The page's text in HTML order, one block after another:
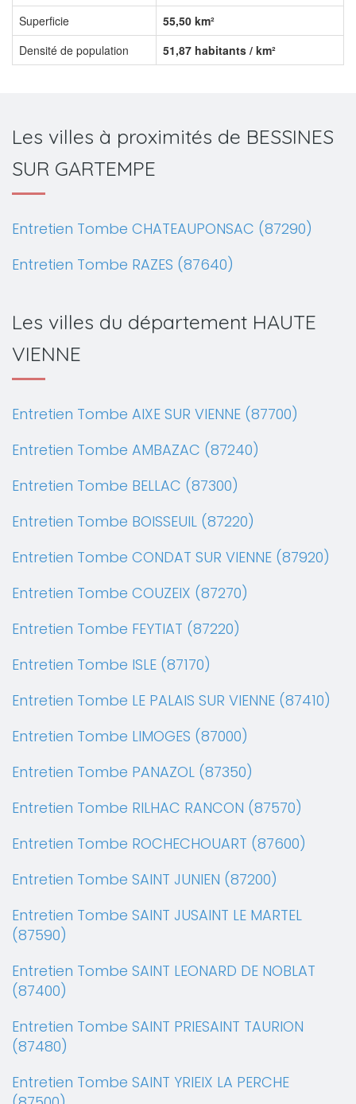
Superficie
55,50 km²
Densité de population
51,87 habitants / km²
Les villes à proximités de BESSINES
SUR GARTEMPE
Entretien Tombe CHATEAUPONSAC (87290)
Entretien Tombe RAZES (87640)
Les villes du département HAUTE
VIENNE
Entretien Tombe AIXE SUR VIENNE (87700)
Entretien Tombe AMBAZAC (87240)
Entretien Tombe BELLAC (87300)
Entretien Tombe BOISSEUIL (87220)
Entretien Tombe CONDAT SUR VIENNE (87920)
Entretien Tombe COUZEIX (87270)
Entretien Tombe FEYTIAT (87220)
Entretien Tombe ISLE (87170)
Entretien Tombe LE PALAIS SUR VIENNE (87410)
Entretien Tombe LIMOGES (87000)
Entretien Tombe PANAZOL (87350)
Entretien Tombe RILHAC RANCON (87570)
Entretien Tombe ROCHECHOUART (87600)
Entretien Tombe SAINT JUNIEN (87200)
Entretien Tombe SAINT JUSAINT LE MARTEL
(87590)
Entretien Tombe SAINT LEONARD DE NOBLAT
(87400)
Entretien Tombe SAINT PRIESAINT TAURION
(87480)
Entretien Tombe SAINT YRIEIX LA PERCHE